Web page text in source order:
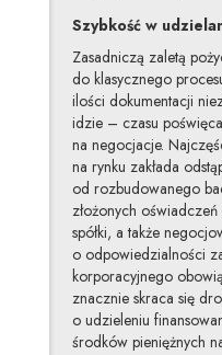
Szybkość w
Zasadniczą zaletą
do klasycznego
ilości dokumentacji
idzie – czasu
na negocjacje.
na rynku zakłada
od rozbudowanego
złożonych
spółki, a także
o odpowiedzialności
korporacyjnego
znacznie skraca się
o udzieleniu
środków pieniężnych